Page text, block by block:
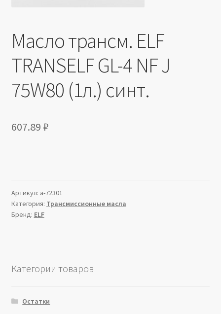
Масло трансм. ELF
TRANSELF GL-4 NF J
75W80 (1л.) синт.
607.89 ₽
Артикул: a-72301
Категория: Трансмиссионные масла
Бренд: ELF
Категории товаров
Остатки